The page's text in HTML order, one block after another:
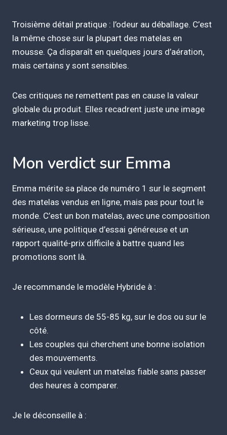
Troisième détail pratique : l’odeur au déballage. C’est
la même chose sur la plupart des matelas en
mousse. Ça disparaît en quelques jours d’aération,
mais certains y sont sensibles.
Ces critiques ne remettent pas en cause la valeur
globale du produit. Elles recadrent juste une image
marketing trop lisse.
Mon verdict sur Emma
Emma mérite sa place de numéro 1 sur le segment
des matelas vendus en ligne, mais pas pour tout le
monde. C’est un bon matelas, avec une composition
sérieuse, une politique d’essai généreuse et un
rapport qualité-prix difficile à battre quand les
promotions sont là.
Je recommande le modèle Hybride à :
Les dormeurs de 55-85 kg, sur le dos ou sur le
côté.
Les couples qui cherchent une bonne isolation
des mouvements.
Ceux qui veulent un matelas fiable sans passer
des heures à comparer.
Je le déconseille à :